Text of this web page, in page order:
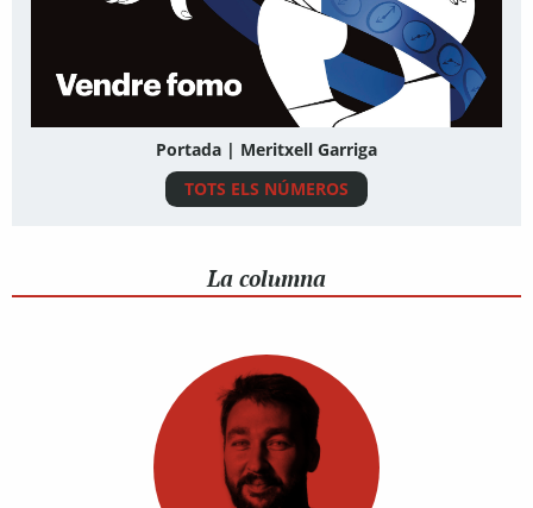
Portada | Meritxell Garriga
TOTS ELS NÚMEROS
La columna